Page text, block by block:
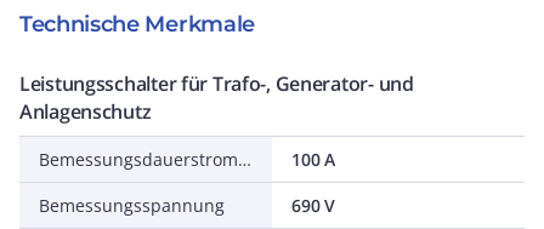
Technische Merkmale
Leistungsschalter für Trafo-, Generator- und
Anlagenschutz
Bemessungsdauerstrom Iu
100 A
Bemessungsspannung
690 V